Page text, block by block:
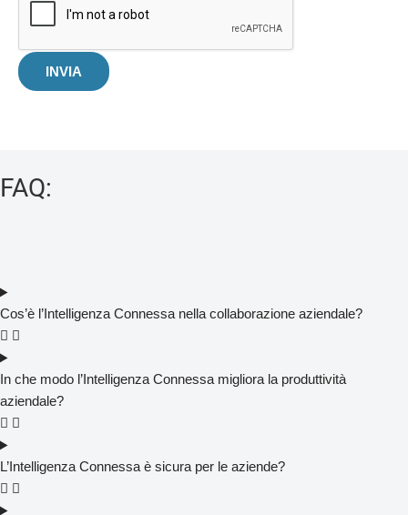
INVIA
FAQ:
Cos’è l’Intelligenza Connessa nella collaborazione aziendale?
In che modo l’Intelligenza Connessa migliora la produttività
aziendale?
L’Intelligenza Connessa è sicura per le aziende?